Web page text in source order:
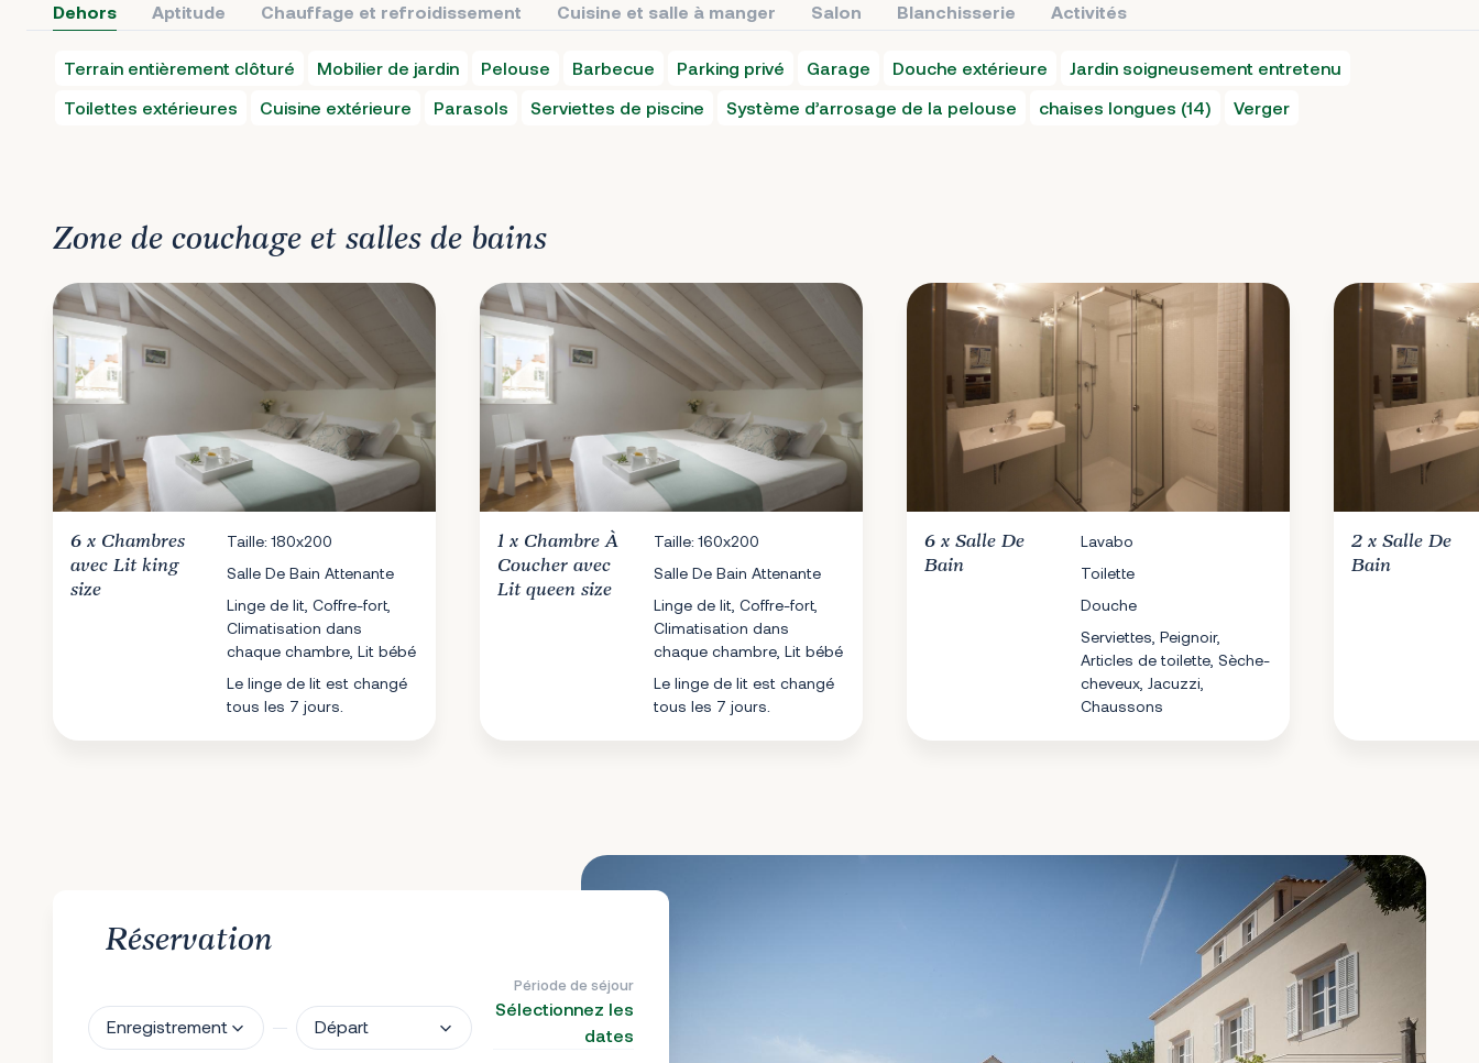
Dehors Aptitude Chauffage et refroidissement Cuisine et salle à manger Salon Blanchisserie Activités
Terrain entièrement clôturé Mobilier de jardin Pelouse Barbecue Parking privé Garage Douche extérieure
Jardin soigneusement entretenu
Toilettes extérieures
Cuisine extérieure Parasols Serviettes de piscine Système d’arrosage de la pelouse chaises longues (14) Verger
Zone de couchage et salles de bains
6 x Chambres
avec Lit king
size
Taille: 180x200
Salle De Bain Attenante
Linge de lit, Coffre-fort,
Climatisation dans
chaque chambre, Lit bébé
Le linge de lit est changé
tous les 7 jours.
1 x Chambre À
Coucher avec
Lit queen size
Taille: 160x200
Salle De Bain Attenante
Linge de lit, Coffre-fort,
Climatisation dans
chaque chambre, Lit bébé
Le linge de lit est changé
tous les 7 jours.
6 x Salle De
Bain
Lavabo
Toilette
Douche
Serviettes, Peignoir,
Articles de toilette, Sèche-
cheveux, Jacuzzi,
Chaussons
2 x Salle De
Bain
Réservation
Enregistrement Départ
Période de séjour
Sélectionnez les
dates